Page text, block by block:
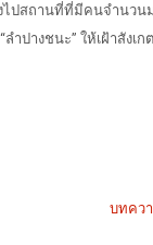
ไปสถานที่ที่มีคนจำนวน
ำปางชนะ” ให้เฝ้าสังเก
บทคว